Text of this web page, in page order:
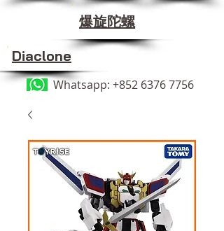
​爆旋陀螺
Diaclone
Whatsapp: +852 6376 7756